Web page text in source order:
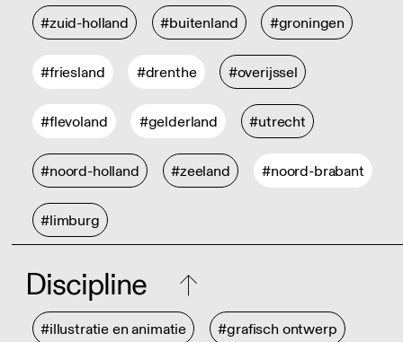
#zuid-holland #buitenland #groningen
#friesland #drenthe #overijssel
#flevoland #gelderland #utrecht
#noord-holland #zeeland #noord-brabant
#limburg
Discipline
#illustratie en animatie #grafisch ontwerp